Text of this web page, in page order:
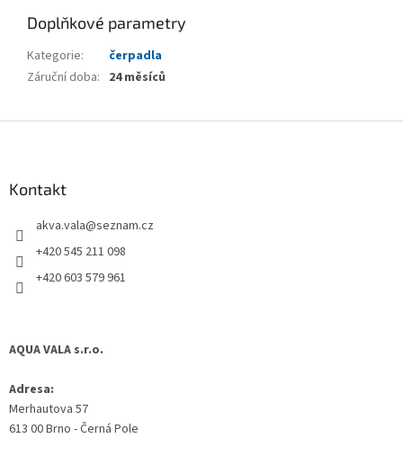
Doplňkové parametry
Kategorie:
čerpadla
Záruční doba: 24 měsíců
Kontakt
akva.vala@seznam.cz
+420 545 211 098
+420 603 579 961
AQUA VALA s.r.o.
Adresa:
Merhautova 57
613 00 Brno - Černá Pole